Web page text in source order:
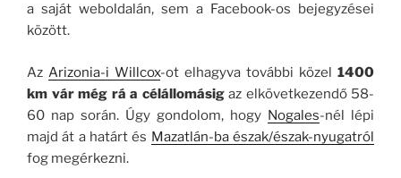
a saját weboldalán, sem a Facebook-os bejegyzései
között.
Az Arizonia-i Willcox-ot elhagyva további közel 1400
km vár még rá a célállomásigaz elkövetkezendő 58-
60 nap során. Úgy gondolom, hogy Nogales-nél lépi
majd át a határt és Mazatlán-ba észak/észak-nyugatról
fog megérkezni.